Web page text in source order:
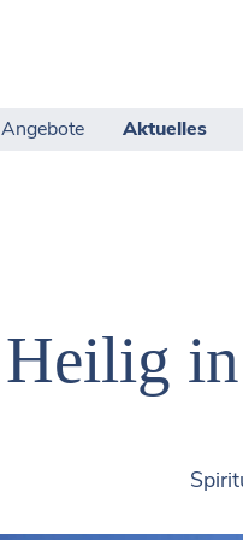
Angebote Aktuelles
Heilig